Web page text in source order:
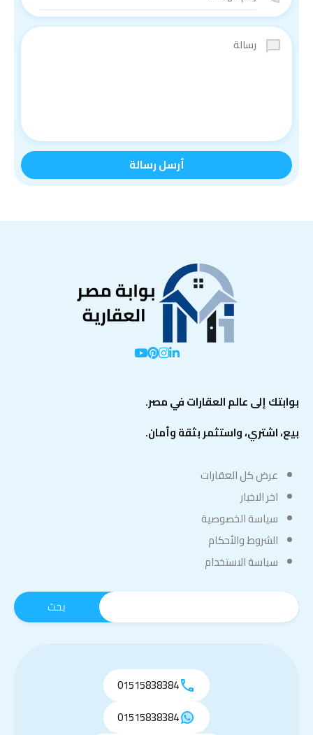
بوابتك إلى عالم العقارات في مصر.
بيع، اشتري، واستثمر بثقة وأمان.
عرض كل العقارات
اخر الاخبار
سياسة الخصوصية
الشروط والأحكام
سياسة الاستخدام
01515838384
01515838384